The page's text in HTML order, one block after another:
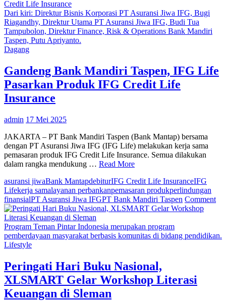
yang
Dilindungi
dan
Terancam
Perdagangan
Ilegal
Dari kiri: Direktur Bisnis Korporasi PT Asuransi Jiwa IFG, Bugi
Riagandhy, Direktur Utama PT Asuransi Jiwa IFG, Budi Tua
Tampubolon, Direktur Finance, Risk & Operations Bank Mandiri
Taspen, Putu Apriyanto.
Dagang
Gandeng Bank Mandiri Taspen, IFG Life
Pasarkan Produk IFG Credit Life
Insurance
admin 17 Mei 2025
JAKARTA – PT Bank Mandiri Taspen (Bank Mantap) bersama
dengan PT Asuransi Jiwa IFG (IFG Life) melakukan kerja sama
pemasaran produk IFG Credit Life Insurance. Semua dilakukan
dalam rangka mendukung … Read More
asuransi jiwaBank MantapdebiturIFG Credit Life InsuranceIFG
Lifekerja samalayanan perbankanpemasaran produkperlindungan
finansialPT Asuransi Jiwa IFGPT Bank Mandiri Taspen Commenton
Program Teman Pintar Indonesia merupakan program
pemberdayaan masyarakat berbasis komunitas di bidang pendidikan.
Lifestyle
Peringati Hari Buku Nasional,
XLSMART Gelar Workshop Literasi
Keuangan di Sleman